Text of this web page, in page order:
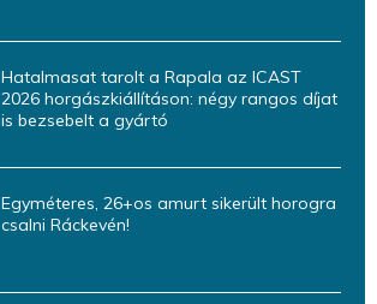
Hatalmasat tarolt a Rapala az ICAST
2026 horgászkiállításon: négy rangos díjat
is bezsebelt a gyártó
Egyméteres, 26+os amurt sikerült horogra
csalni Ráckevén!